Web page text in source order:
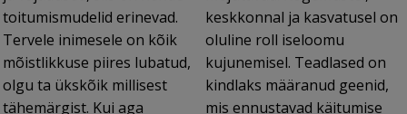
toitumismudelid erinevad.
Tervele inimesele on kõik
mõistlikkuse piires lubatud,
olgu ta ükskõik millisest
tähemärgist. Kui aga
keskkonnal ja kasvatusel on
oluline roll iseloomu
kujunemisel. Teadlased on
kindlaks määranud geenid,
mis ennustavad käitumise